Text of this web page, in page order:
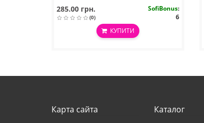
285.00 грн.
(0)
SofiBonus:
6
КУПИТИ
Карта сайта Каталог